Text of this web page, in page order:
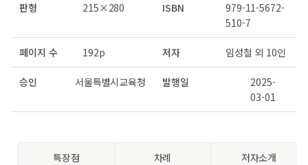
판형 215×280 ISBN
979-11-5672-
510-7
페이지 수 192p 저자 임성철 외 10인
승인 서울특별시교육청 발행일
2025-
03-01
특장점 차례 저자소개